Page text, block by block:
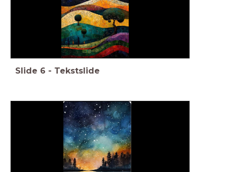
Slide 6 - Tekstslide